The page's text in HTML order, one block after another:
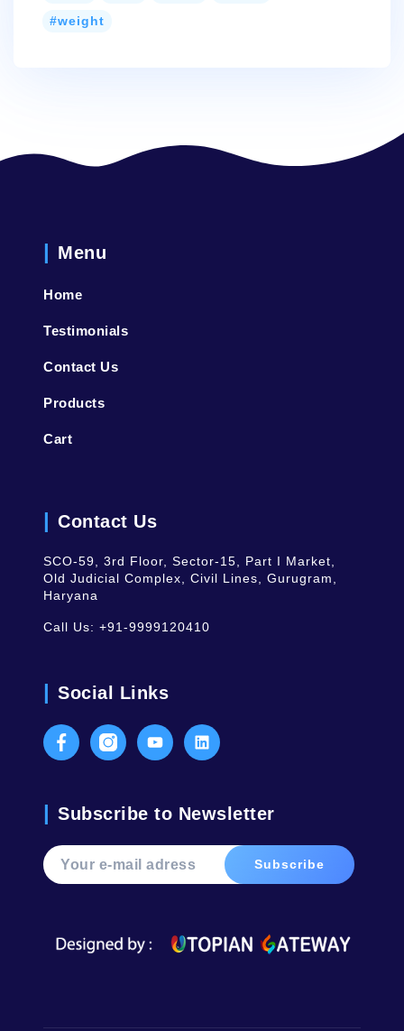
weight
Menu
Home
Testimonials
Contact Us
Products
Cart
Contact Us
SCO-59, 3rd Floor, Sector-15, Part I Market,
Old Judicial Complex, Civil Lines, Gurugram,
Haryana
Call Us: +91-9999120410
Social Links
FacebookInstagramYoutubeLinkedIn
Subscribe to Newsletter